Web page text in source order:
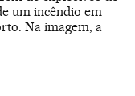
um incêndio em
Na imagem, a